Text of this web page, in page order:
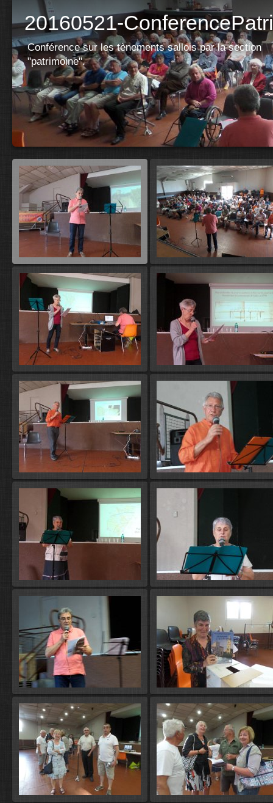
20160521-
Conférence sur les tènements sallois par la section
"patrimoine".